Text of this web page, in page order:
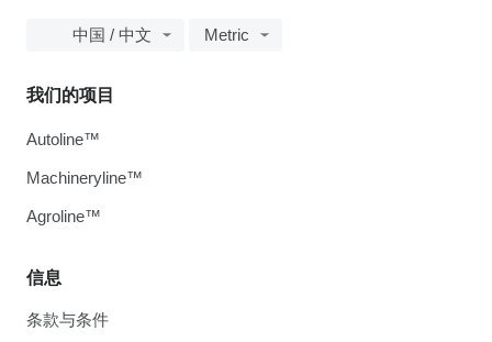
中国 / 中文 Metric
信息
条款与条件
我们的项目
Autoline™
Machineryline™
Agroline™